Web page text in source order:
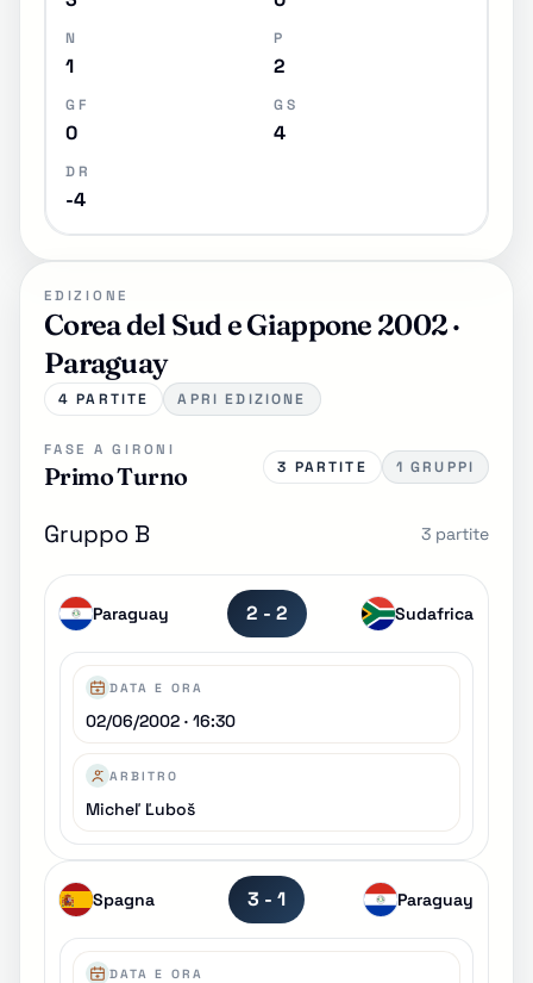
N
1
P
2
GF
0
GS
4
DR
-4
EDIZIONE
Corea del Sud e Giappone 2002 ·
Paraguay
4 PARTITE APRI EDIZIONE
FASE A GIRONI
Primo Turno 3 PARTITE 1 GRUPPI
Gruppo B 3 partite
Paraguay 2 - 2 Sudafrica
DATA E ORA
02/06/2002 · 16:30
ARBITRO
Micheľ Ľuboš
Spagna 3 - 1 Paraguay
DATA E ORA